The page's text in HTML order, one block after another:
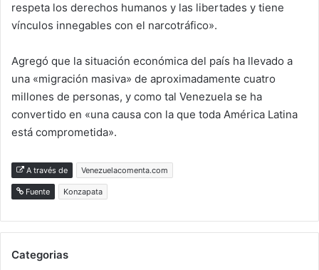
respeta los derechos humanos y las libertades y tiene
vínculos innegables con el narcotráfico».
Agregó que la situación económica del país ha llevado a
una «migración masiva» de aproximadamente cuatro
millones de personas, y como tal Venezuela se ha
convertido en «una causa con la que toda América Latina
está comprometida».
A través de Venezuelacomenta.com
Fuente Konzapata
Categorias